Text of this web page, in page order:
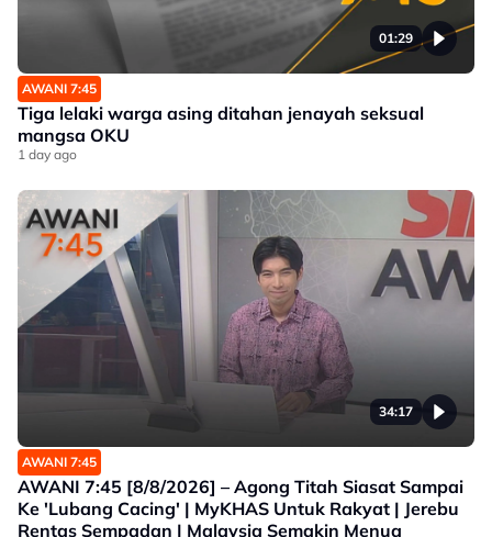
01:29
AWANI 7:45
Tiga lelaki warga asing ditahan jenayah seksual
mangsa OKU
1 day ago
34:17
AWANI 7:45
AWANI 7:45 [8/8/2026] – Agong Titah Siasat Sampai
Ke 'Lubang Cacing' | MyKHAS Untuk Rakyat | Jerebu
Rentas Sempadan | Malaysia Semakin Menua